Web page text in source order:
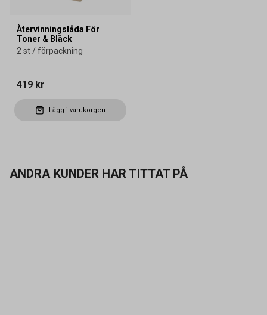
Återvinningslåda För
Toner & Bläck
2 st / förpackning
419 kr
Lägg i varukorgen
ANDRA KUNDER HAR TITTAT PÅ